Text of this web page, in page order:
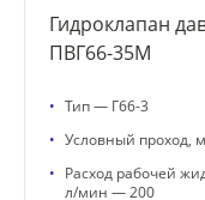
Гидроклапан
ПВГ66-35М
• Тип — Г66-3
• Условный проход,
• Расход рабочей
л/мин — 200